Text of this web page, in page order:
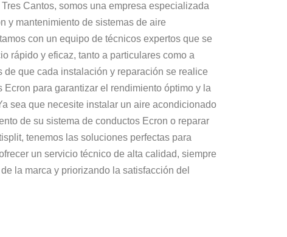
Cantos, somos una empresa especializada
y mantenimiento de sistemas de aire
con un equipo de técnicos expertos que se
rápido y eficaz, tanto a particulares como a
de que cada instalación y reparación se realice
para garantizar el rendimiento óptimo y la
sea que necesite instalar un aire acondicionado
de su sistema de conductos Ecron o reparar
tenemos las soluciones perfectas para
un servicio técnico de alta calidad, siempre
la marca y priorizando la satisfacción del